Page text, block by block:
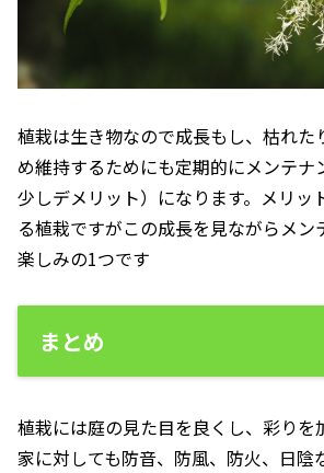
植栽は生き物なので成長もし、枯れた
め維持するためにも定期的にメンテナ
少しデメリット）になります。メリッ
る植栽ですがこの成長を見ながらメン
楽しみの1つです
まとめ
植栽には庭の見た目を良くし、彩りを
家に対しても防音、防風、防火、日陰